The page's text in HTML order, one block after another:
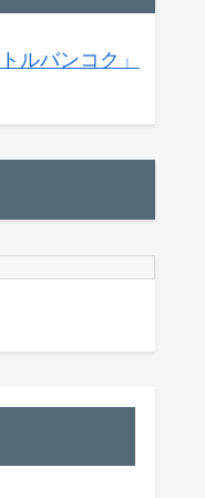
ルバンコク」